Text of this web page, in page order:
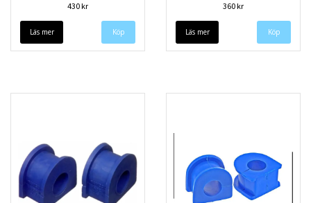
430 kr
Läs mer
360 kr
Läs mer